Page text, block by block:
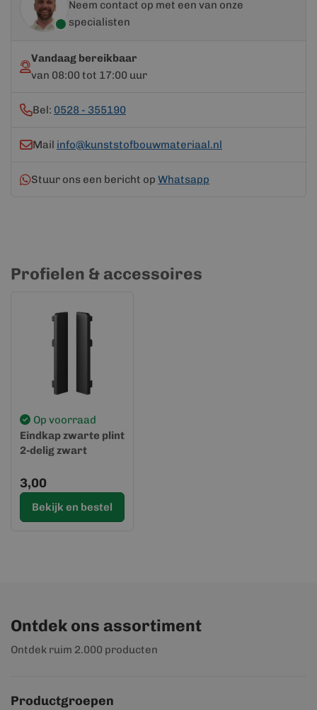
Neem contact op met een van onze
specialisten
Vandaag bereikbaar
van 08:00 tot 17:00 uur
Bel: 0528 - 355190
Mail info@kunststofbouwmateriaal.nl
Stuur ons een bericht op Whatsapp
Profielen & accessoires
Op voorraad
Eindkap zwarte plint
2-delig zwart
3,00
Bekijk en bestel
Ontdek ons assortiment
Ontdek ruim 2.000 producten
Productgroepen